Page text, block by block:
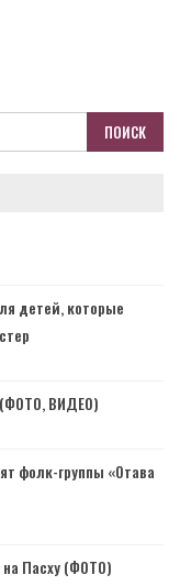
детей, которые
(ФОТО, ВИДЕО)
фолк-группы «Отава
Пасху (ФОТО)